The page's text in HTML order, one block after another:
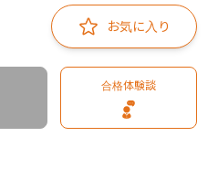
お気に入り
合格体験談